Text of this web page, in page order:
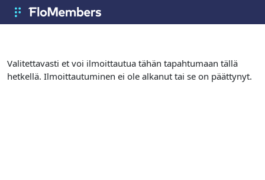
FloMembers
Valitettavasti et voi ilmoittautua tähän tapahtumaan tällä
hetkellä. Ilmoittautuminen ei ole alkanut tai se on päättynyt.